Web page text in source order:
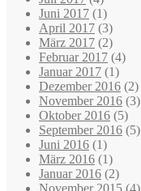
Juni 2017 (1)
April 2017 (3)
März 2017 (2)
Februar 2017 (4)
Januar 2017 (1)
Dezember 2016 (2)
November 2016 (3)
Oktober 2016 (5)
September 2016 (5)
Juni 2016 (1)
März 2016 (1)
Januar 2016 (2)
November 2015 (4)